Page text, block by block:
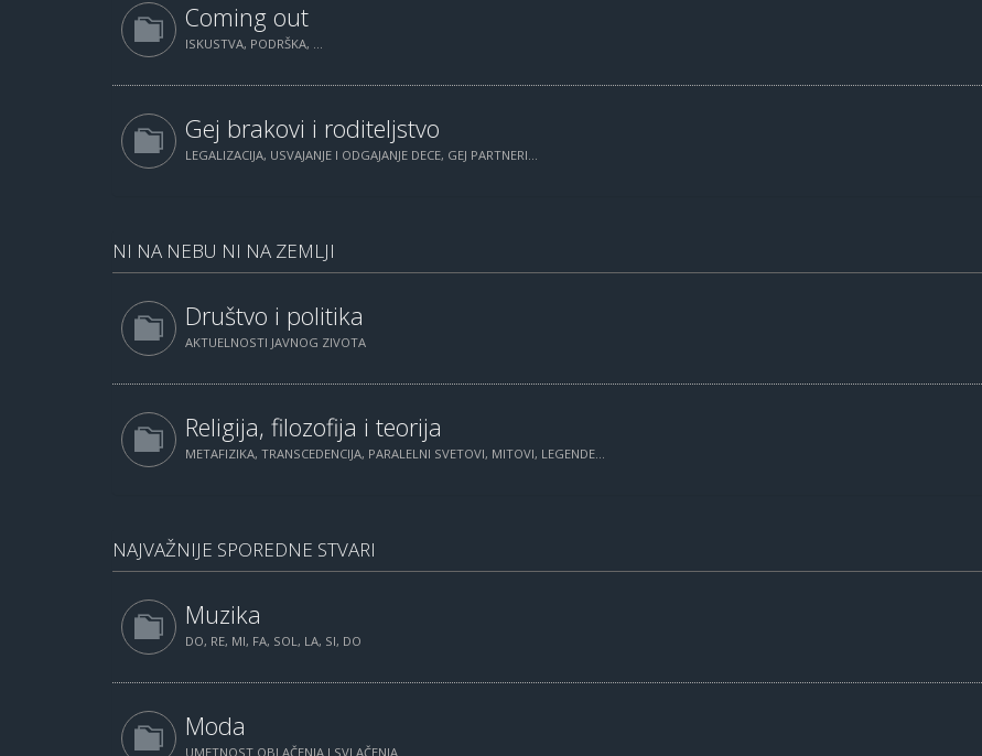
Coming out
ISKUSTVA, PODRŠKA, ...
Gej brakovi i roditeljstvo
LEGALIZACIJA, USVAJANJE I ODGAJANJE DECE, GEJ PARTNERI...
NI NA NEBU NI NA ZEMLJI
Društvo i politika
AKTUELNOSTI JAVNOG ZIVOTA
Religija, filozofija i teorija
METAFIZIKA, TRANSCEDENCIJA, PARALELNI SVETOVI, MITOVI, LEGENDE...
NAJVAŽNIJE SPOREDNE STVARI
Muzika
DO, RE, MI, FA, SOL, LA, SI, DO
Moda
UMETNOST OBLAČENJA I SVLAČENJA